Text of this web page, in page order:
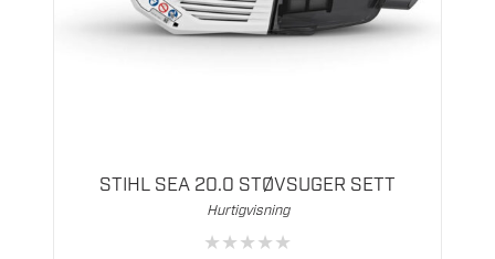
STIHL SEA 20.0 STØVSUGER SETT
Hurtigvisning
★★★★★